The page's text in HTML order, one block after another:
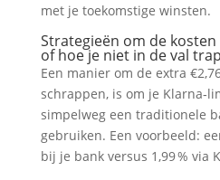
met je toekomstige winsten.
Strategieën om de
of hoe je niet in de val
Een manier om de extra
schrappen, is om je
simpelweg een traditionele
gebruiken. Een voorbeeld:
bij je bank versus 1,99 % via